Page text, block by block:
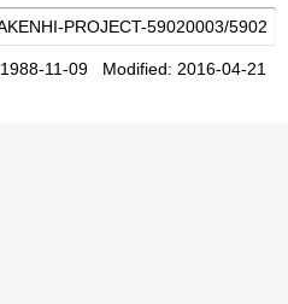
11-09 Modified: 2016-04-21